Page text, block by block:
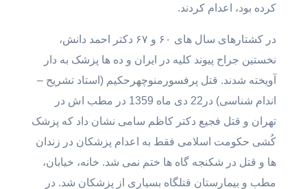
کرده بود، اعدام کردند.
در کشتارهای سال های ۶۰ و ۶۷ دکتر احمد دانش،
نخستین جراح پیوند کلیه در ایران و ده ها پزشک به دار
آویخته شدند. قتل پرفسورمنوچهرحکیم (استاد تشریح –
اندام شناسی) در22 دی ماه 1359 در مطب اش در
تهران و قتل فجیع دکتر کاظم سامی نشان داد که پزشک
کُشی حکومت اسلامی فقط به اعدام پزشکان در زندان
ها و قتل در شکنجه گاه ها ختم نمی شد. خانه، خیابان،
مطب و بیمارستان قتلگاه بسیاری از پزشکان شد. در